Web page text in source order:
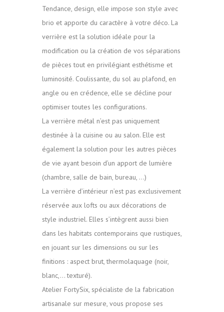
Tendance, design, elle impose son style avec
brio et apporte du caractère à votre déco. La
verrière est la solution idéale pour la
modification ou la création de vos séparations
de pièces tout en privilégiant esthétisme et
luminosité. Coulissante, du sol au plafond, en
angle ou en crédence, elle se décline pour
optimiser toutes les configurations.
La verrière métal n’est pas uniquement
destinée à la cuisine ou au salon. Elle est
également la solution pour les autres pièces
de vie ayant besoin d’un apport de lumière
(chambre, salle de bain, bureau, …)
La verrière d’intérieur n’est pas exclusivement
réservée aux lofts ou aux décorations de
style industriel. Elles s’intègrent aussi bien
dans les habitats contemporains que rustiques,
en jouant sur les dimensions ou sur les
finitions : aspect brut, thermolaquage (noir,
blanc,… texturé).
Atelier FortySix, spécialiste de la fabrication
artisanale sur mesure, vous propose ses